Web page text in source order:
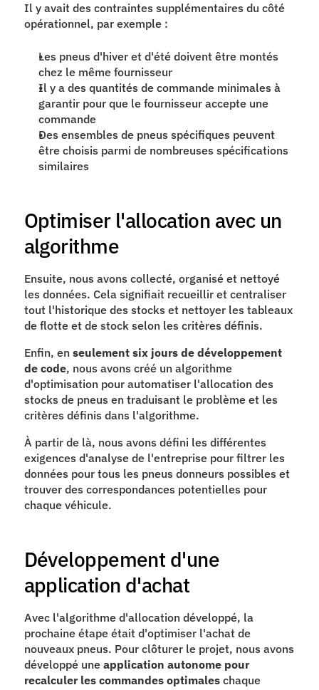
Il y avait des contraintes supplémentaires du côté
opérationnel, par exemple :
Les pneus d'hiver et d'été doivent être montés
chez le même fournisseur
Il y a des quantités de commande minimales à
garantir pour que le fournisseur accepte une
commande
Des ensembles de pneus spécifiques peuvent
être choisis parmi de nombreuses spécifications
similaires
Optimiser l'allocation avec un
algorithme
Ensuite, nous avons collecté, organisé et nettoyé
les données. Cela signifiait recueillir et centraliser
tout l'historique des stocks et nettoyer les tableaux
de flotte et de stock selon les critères définis.
Enfin, en seulement six jours de développement
de code, nous avons créé un algorithme
d'optimisation pour automatiser l'allocation des
stocks de pneus en traduisant le problème et les
critères définis dans l'algorithme.
À partir de là, nous avons défini les différentes
exigences d'analyse de l'entreprise pour filtrer les
données pour tous les pneus donneurs possibles et
trouver des correspondances potentielles pour
chaque véhicule.
Développement d'une
application d'achat
Avec l'algorithme d'allocation développé, la
prochaine étape était d'optimiser l'achat de
nouveaux pneus. Pour clôturer le projet, nous avons
développé une application autonome pour
recalculer les commandes optimales chaque